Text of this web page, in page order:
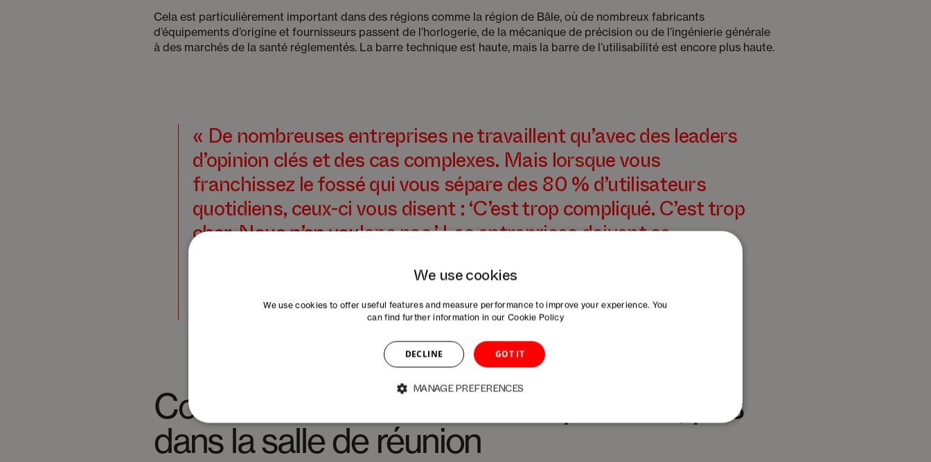
Cela est particulièrement important dans des régions comme la région de Bâle, où de nombreux fabricants
d’équipements d’origine et fournisseurs passent de l’horlogerie, de la mécanique de précision ou de l’ingénierie générale
à des marchés de la santé réglementés. La barre technique est haute, mais la barre de l’utilisabilité est encore plus haute.
« De nombreuses entreprises ne travaillent qu’avec des leaders
d’opinion clés et des cas complexes. Mais lorsque vous
franchissez le fossé qui vous sépare des 80 % d’utilisateurs
quotidiens, ceux-ci vous disent : ‘C’est trop compliqué. C’est trop
cher. Nous n’en voulons pas.’ Les entreprises doivent se
CEO HKT Design
Commencez dans la salle d’opération, pas
dans la salle de réunion
We use cookies
We use cookies to offer useful features and measure performance to improve your experience. You
can find further information in our Cookie Policy
GOT IT
DECLINE
MANAGE PREFERENCES